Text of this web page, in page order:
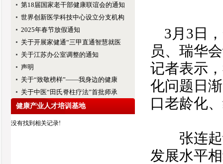
第18届国家老干部健康联谊会的通知
世界创新医学科技中心设立分支机构
2025年春节放假通知
关于开展家健通“三甲直通智慧就医
关于江苏办公室调整的通知
声明
关于“致敬榜样”——我身边的健康
关于中医“田氏脊柱疗法”首批师承
健康产业人才培训基地
没有找到相关记录!
3月3日，
员、瑞华
记者表示
化问题日
口老龄化
张连起
发展水平